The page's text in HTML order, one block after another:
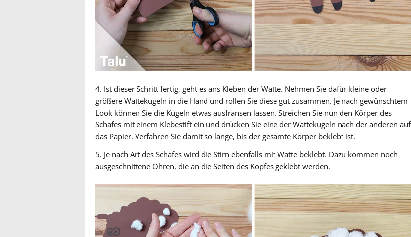
4. Ist dieser Schritt fertig, geht es ans Kleben der Watte. Nehmen Sie dafür kleine oder
größere Wattekugeln in die Hand und rollen Sie diese gut zusammen. Je nach gewünschtem
Look können Sie die Kugeln etwas ausfransen lassen. Streichen Sie nun den Körper des
Schafes mit einem Klebestift ein und drücken Sie eine der Wattekugeln nach der anderen auf
das Papier. Verfahren Sie damit so lange, bis der gesamte Körper beklebt ist.
5. Je nach Art des Schafes wird die Stirn ebenfalls mit Watte beklebt. Dazu kommen noch
ausgeschnittene Ohren, die an die Seiten des Kopfes geklebt werden.